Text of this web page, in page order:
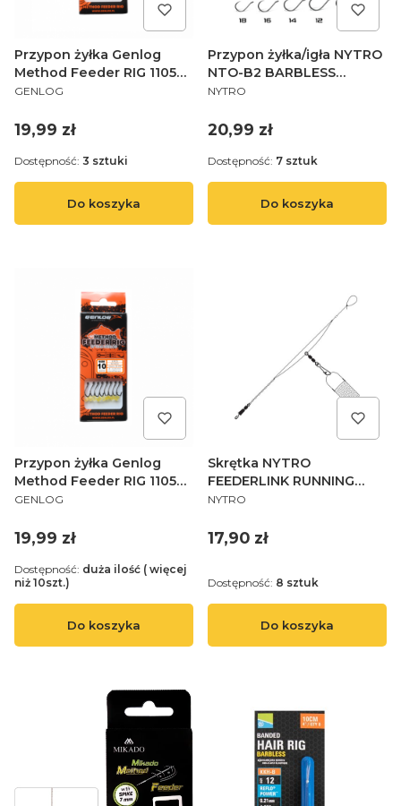
Przypon żyłka Genlog
Method Feeder RIG 1105
14 Z20 10 I
PRODUCENT
GENLOG
Cena
19,99 zł
Do koszyka
Dostępność: 3 sztuki
Przypon żyłka/igła NYTRO
NTO-B2 BARBLESS
METHOD 4 INCH/10CM
#10/0,23MM/9,6LB
PRODUCENT
NYTRO
Cena
20,99 zł
Do koszyka
Dostępność: 7 sztuk
Przypon żyłka Genlog
Method Feeder RIG 1105
10 Z23 10 G
PRODUCENT
GENLOG
Cena
19,99 zł
Do koszyka
Dostępność: duża ilość ( więcej
niż 10szt.)
Skrętka NYTRO
FEEDERLINK RUNNING
WATER
PRODUCENT
NYTRO
Cena
17,90 zł
Do koszyka
Dostępność: 8 sztuk